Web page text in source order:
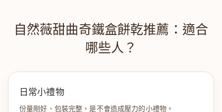
自然薇甜曲奇鐵盒餅乾推薦：適合
哪些人？
日常小禮物
份量剛好、包裝完整，是不會造成壓力的小禮物。